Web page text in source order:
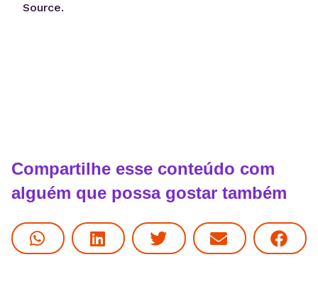
Source.
Compartilhe esse conteúdo com
alguém que possa gostar também